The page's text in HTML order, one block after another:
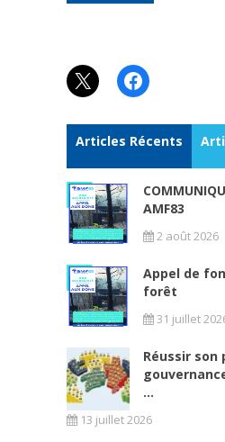
X Facebook
Articles Récents
AMF83
2 août 2026
Appel de
forêt
31 juillet
Réussir son
...
13 juillet 2026